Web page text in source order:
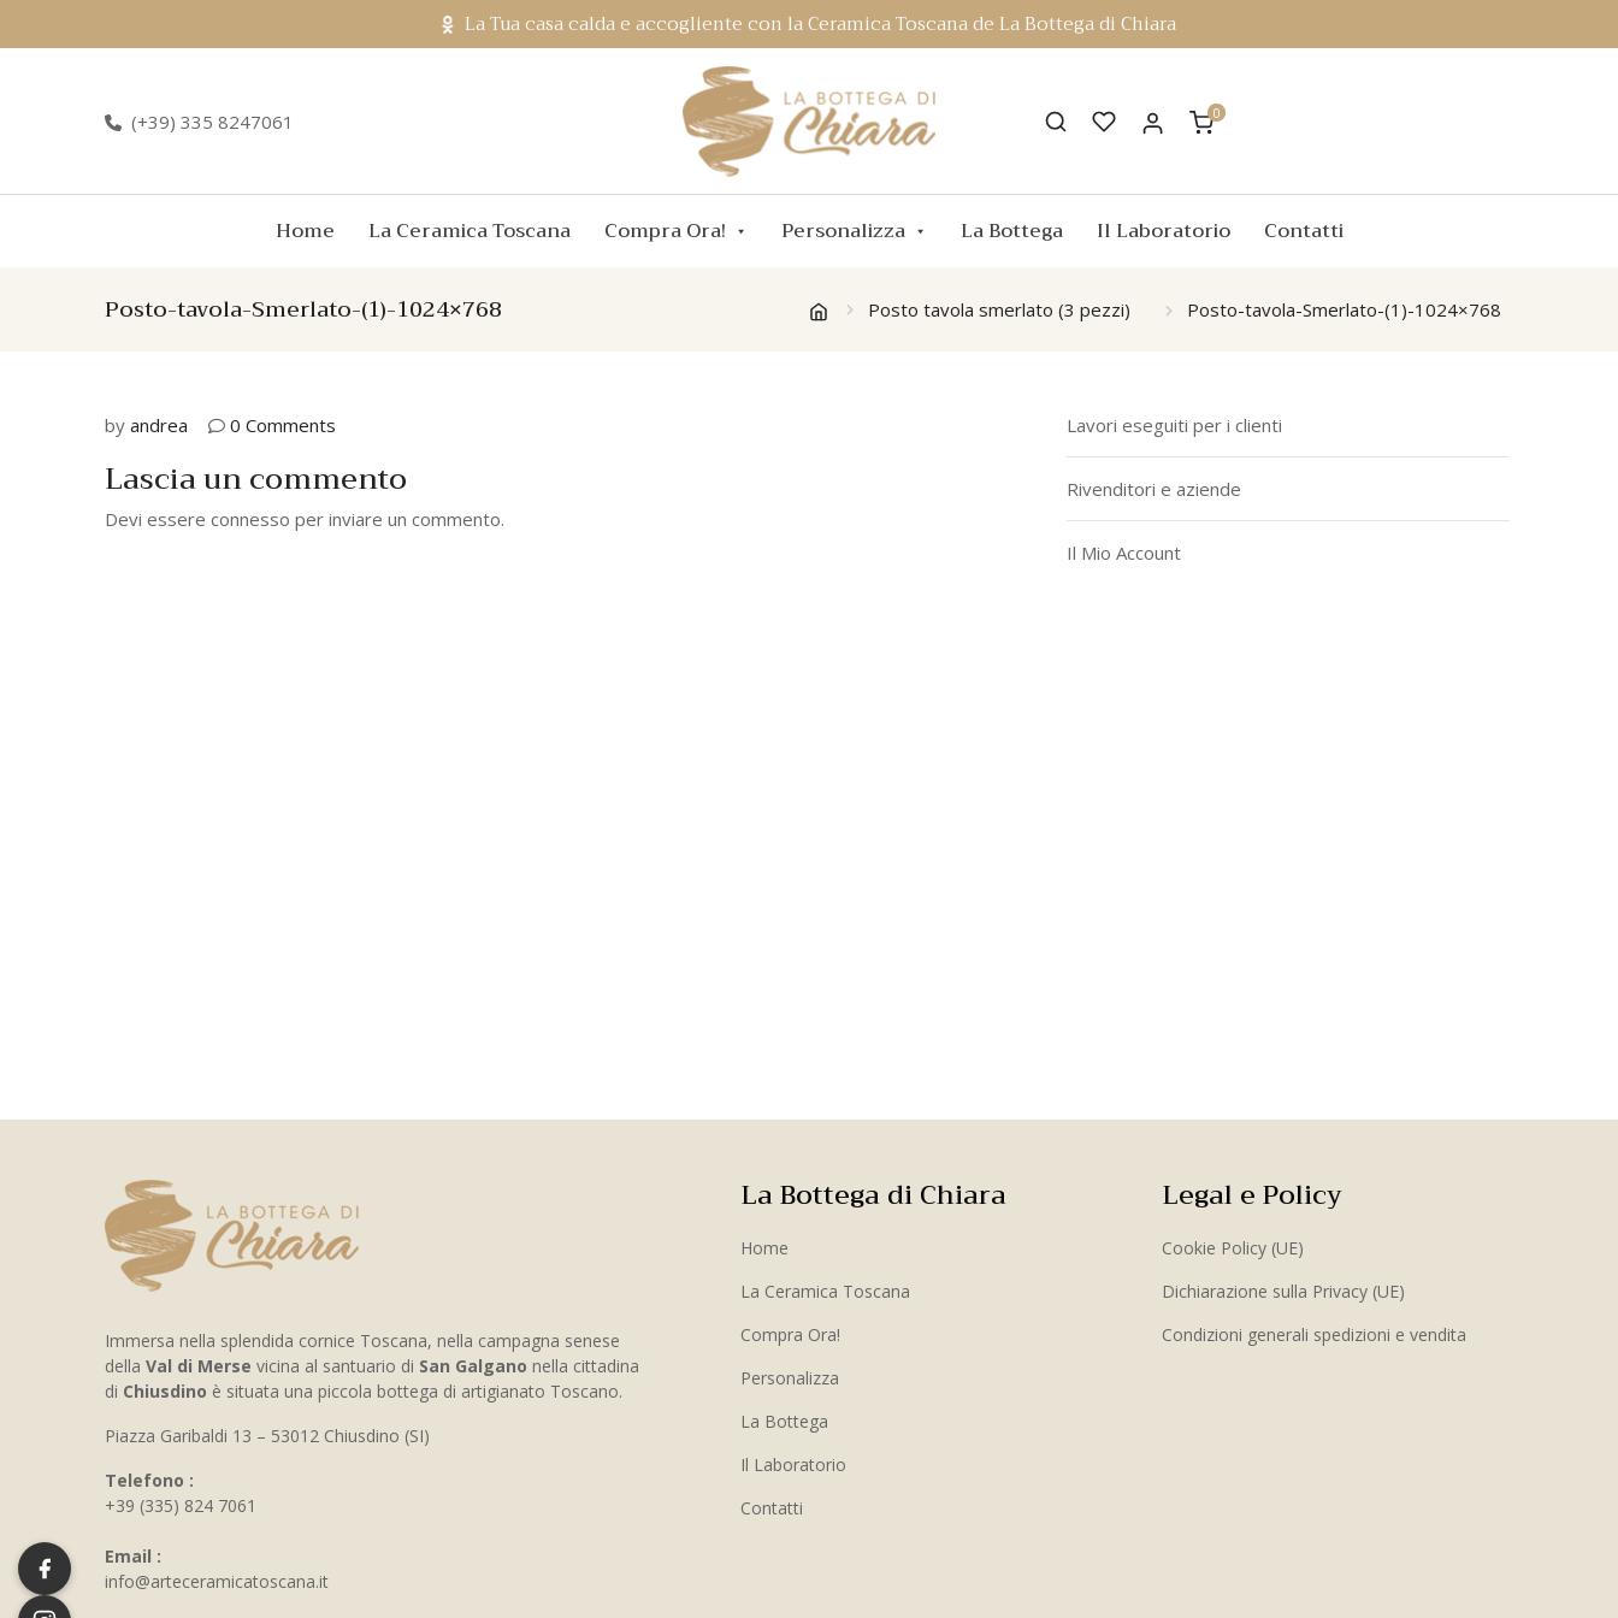
La Tua casa calda e accogliente con la Ceramica Toscana de La Bottega di Chiara
(+39) 335 8247061 0
Home La Ceramica Toscana Compra Ora! Personalizza La Bottega Il Laboratorio Contatti
Posto-tavola-Smerlato-(1)-1024×768 Posto tavola smerlato (3 pezzi) Posto-tavola-Smerlato-(1)-1024×768
by andrea 0 Comments
Lascia un commento
Devi essere connesso per inviare un commento.
Lavori eseguiti per i clienti
Rivenditori e aziende
Il Mio Account
Immersa nella splendida cornice Toscana, nella campagna senese
della Val di Merse vicina al santuario di San Galgano nella cittadina
di Chiusdino è situata una piccola bottega di artigianato Toscano.
Piazza Garibaldi 13 – 53012 Chiusdino (SI)
Telefono :
+39 (335) 824 7061
Email :
info@arteceramicatoscana.it
La Bottega di Chiara
Home
La Ceramica Toscana
Compra Ora!
Personalizza
La Bottega
Il Laboratorio
Contatti
Legal e Policy
Cookie Policy (UE)
Dichiarazione sulla Privacy (UE)
Condizioni generali spedizioni e vendita